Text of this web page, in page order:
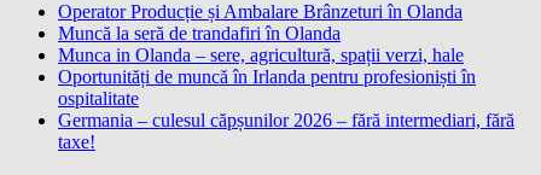
Operator Producție și Ambalare Brânzeturi în Olanda
Muncă la seră de trandafiri în Olanda
Munca in Olanda – sere, agricultură, spații verzi, hale
Oportunități de muncă în Irlanda pentru profesioniști în
ospitalitate
Germania – culesul căpșunilor 2026 – fără intermediari, fără
taxe!